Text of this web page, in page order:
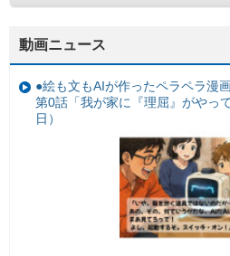
動画ニュース
●絵も文もAIが作ったペラペラ漫
第0話「我が家に『理屈』がやっ
日）